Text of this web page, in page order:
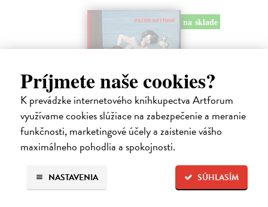
Príjmete naše cookies?
K prevádzke internetového kníhkupectva Artforum
využívame cookies slúžiace na zabezpečenie a meranie
funkčnosti, marketingové účely a zaistenie vášho
maximálneho pohodlia a spokojnosti.
SÚHLASÍM
NASTAVENIA
na sklade
Studne mútne
Sú ikonickými postavami našej kultúry. Postavili im sochy a
pomenovali po nich ulice, majú svoje nespochybniteľné miesto v